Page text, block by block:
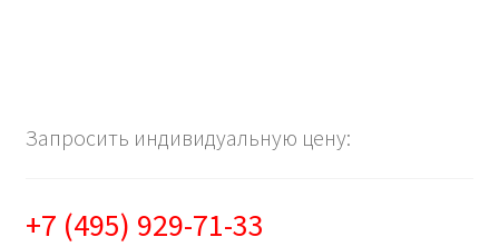
Запросить индивидуальную цену:
+7 (495) 929-71-33